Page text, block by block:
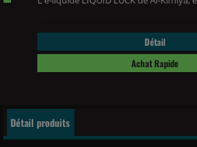
Détail
Achat Rapide
Détail produits